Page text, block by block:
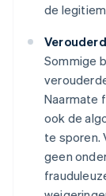
de
Sommige
Naarmate
ook de
te sporen.
geen